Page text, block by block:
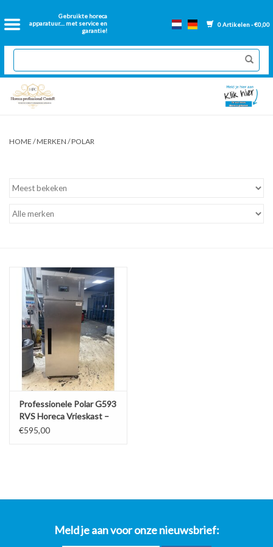
Gebruikte horeca
apparatuur.... met service en
garantie!
0 Artikelen - €0,00
Home
2dehands Horeca
Nieuwe apparatuur
Onderdelen bakwanden
HOME /MERKEN /POLAR
Professionele Polar G593
RVS Horeca Vrieskast –
600L (Op Wielen)
€595,00
Meld je aan voor onze nieuwsbrief: